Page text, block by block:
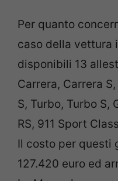
Per quanto
caso della vettura
disponibili 13
Carrera, Carrera
S, Turbo, Turbo S,
RS, 911 Sport
Il costo per questi
127.420 euro ed